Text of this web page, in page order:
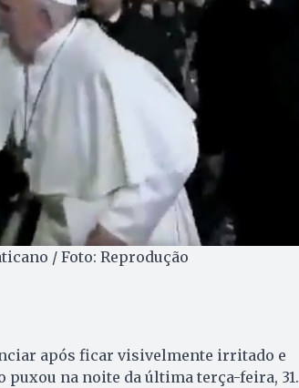
/ Foto: Reprodução
após ficar visivelmente irritado e
puxou na noite da última terça-feira, 31.